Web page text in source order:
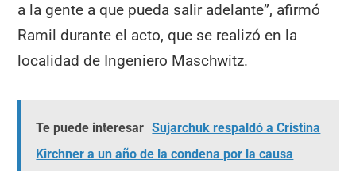
a la gente a que pueda salir adelante”, afirmó
Ramil durante el acto, que se realizó en la
localidad de Ingeniero Maschwitz.
Te puede interesar Sujarchuk respaldó a Cristina
Kirchner a un año de la condena por la causa